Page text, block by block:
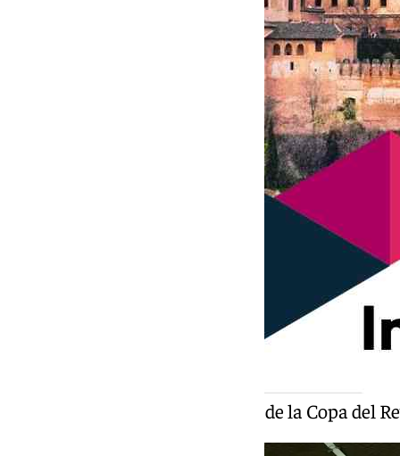
Un momento del tercer día de la Copa del